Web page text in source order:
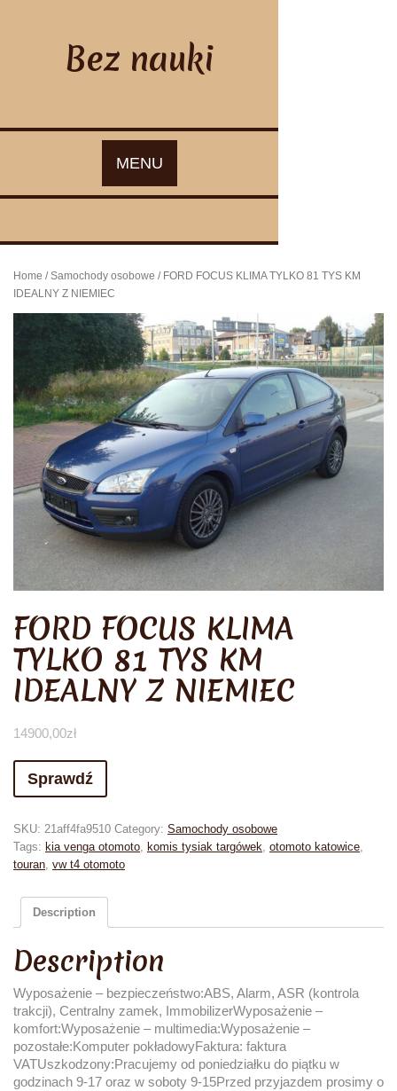
Bez nauki
MENU
Home /Samochody osobowe / FORD FOCUS KLIMA TYLKO 81 TYS KM
IDEALNY Z NIEMIEC
FORD FOCUS KLIMA
TYLKO 81 TYS KM
IDEALNY Z NIEMIEC
14900,00zł
Sprawdź
SKU: 21aff4fa9510 Category: Samochody osobowe
Tags: kia venga otomoto, komis tysiak targówek, otomoto katowice,
touran, vw t4 otomoto
Description
Description
Wyposażenie – bezpieczeństwo:ABS, Alarm, ASR (kontrola
trakcji), Centralny zamek, ImmobilizerWyposażenie –
komfort:Wyposażenie – multimedia:Wyposażenie –
pozostałe:Komputer pokładowyFaktura: faktura
VATUszkodzony:Pracujemy od poniedziałku do piątku w
godzinach 9-17 oraz w soboty 9-15Przed przyjazdem prosimy o